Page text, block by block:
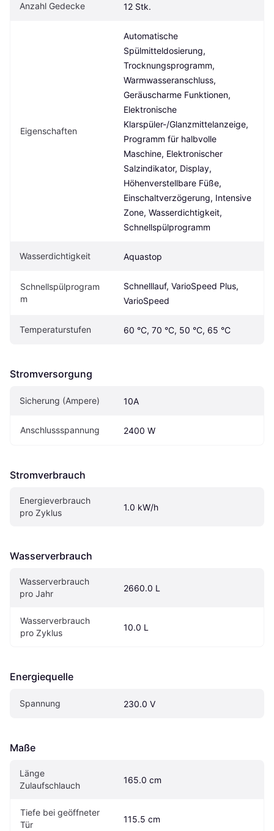
Anzahl Gedecke 12 Stk.
Eigenschaften
Automatische
Spülmitteldosierung,
Trocknungsprogramm,
Warmwasseranschluss,
Geräuscharme Funktionen,
Elektronische
Klarspüler-/Glanzmittelanzeige,
Programm für halbvolle
Maschine, Elektronischer
Salzindikator, Display,
Höhenverstellbare Füße,
Einschaltverzögerung, Intensive
Zone, Wasserdichtigkeit,
Schnellspülprogramm
Wasserdichtigkeit Aquastop
Schnellspülprogram
m
Schnelllauf, VarioSpeed Plus,
VarioSpeed
Temperaturstufen 60 °C, 70 °C, 50 °C, 65 °C
Stromversorgung
Sicherung (Ampere) 10A
Anschlussspannung 2400 W
Stromverbrauch
Energieverbrauch
pro Zyklus
1.0 kW/h
Wasserverbrauch
Wasserverbrauch
pro Jahr
2660.0 L
Wasserverbrauch
pro Zyklus
10.0 L
Energiequelle
Spannung 230.0 V
Maße
Länge
Zulaufschlauch
165.0 cm
Tiefe bei geöffneter
Tür
115.5 cm